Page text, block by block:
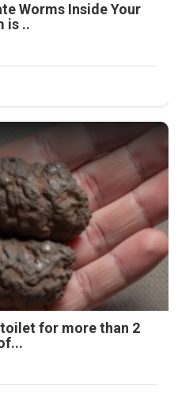
Worms Inside Your
is ..
toilet for more than 2